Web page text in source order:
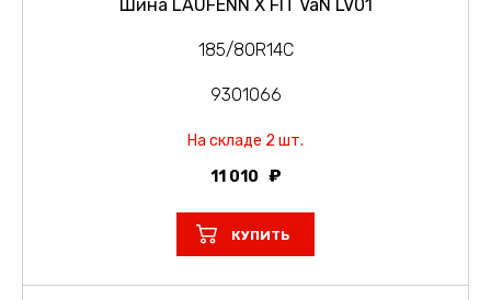
Шина LAUFENN X FIT VaN LV01
185/80R14C
9301066
На складе 2 шт.
11 010
КУПИТЬ